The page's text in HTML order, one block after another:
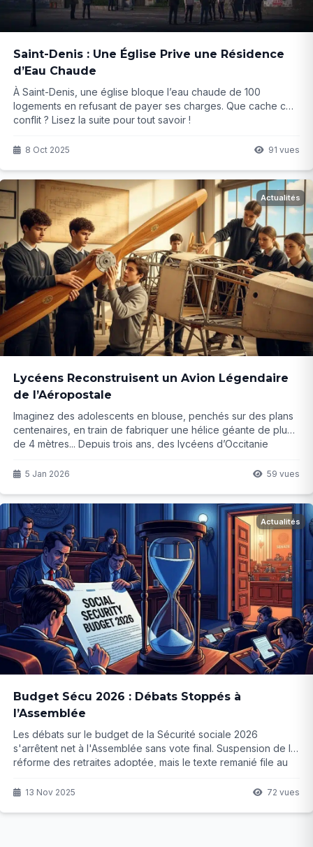
Saint-Denis : Une Église Prive une Résidence
d’Eau Chaude
À Saint-Denis, une église bloque l’eau chaude de 100
logements en refusant de payer ses charges. Que cache ce
conflit ? Lisez la suite pour tout savoir !
8 Oct 2025 91 vues
Actualités
Lycéens Reconstruisent un Avion Légendaire
de l’Aéropostale
Imaginez des adolescents en blouse, penchés sur des plans
centenaires, en train de fabriquer une hélice géante de plus
de 4 mètres... Depuis trois ans, des lycéens d’Occitanie
progression est impressionnante, mais le plus beau reste à
5 Jan 2026 59 vues
Actualités
Budget Sécu 2026 : Débats Stoppés à
l’Assemblée
Les débats sur le budget de la Sécurité sociale 2026
s'arrêtent net à l'Assemblée sans vote final. Suspension de la
réforme des retraites adoptée, mais le texte remanié file au
La suite risque de surprendre...
13 Nov 2025 72 vues